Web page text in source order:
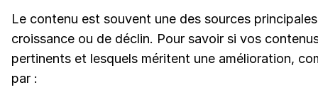
Le contenu est souvent une des sources
croissance ou de déclin. Pour savoir si vos
pertinents et lesquels méritent une amélioration,
par :